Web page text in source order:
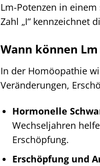
Lm-Potenzen in
Zahl „I“ kennzeichnet
Wann können
In der Homöopathie
Veränderungen,
Hormonelle
Wechseljahren
Erschöpfung.
Erschöpfung und